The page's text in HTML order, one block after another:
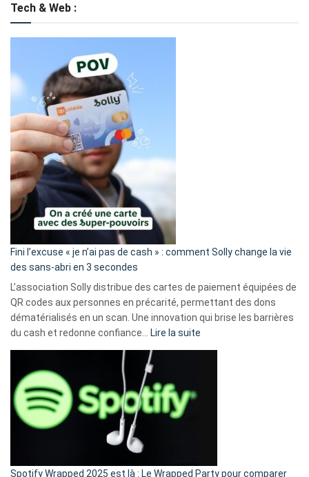
Tech & Web :
Fini l’excuse « je n’ai pas de cash » : comment Solly change la vie
des sans-abri en 3 secondes
L’association Solly distribue des cartes de paiement équipées de
QR codes aux personnes en précarité, permettant des dons
dématérialisés en un scan. Une innovation qui brise les barrières
du cash et redonne confiance… Lire la suite
»
Spotify Wrapped 2025 est là : Le Wrapped Party pour comparer